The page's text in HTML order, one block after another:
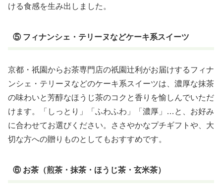
ける食感を生み出しました。
⑤ フィナンシェ・テリーヌなどケーキ系スイーツ
京都・祇園からお茶専門店の祇園辻利がお届けするフィナ
ンシェ・テリーヌなどのケーキ系スイーツは、濃厚な抹茶
の味わいと芳醇なほうじ茶のコクと香りを愉しんでいただ
けます。「しっとり」「ふわふわ」「濃厚」…と、お好み
に合わせてお選びください。ささやかなプチギフトや、大
切な方への贈りものとしてもおすすめです。
⑥ お茶（煎茶・抹茶・ほうじ茶・玄米茶）